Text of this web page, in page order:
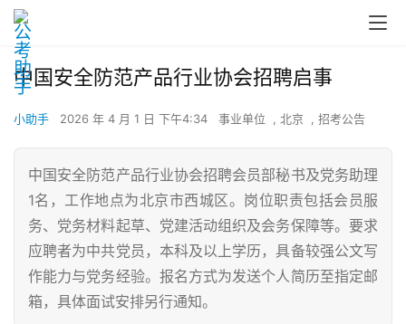
中国安全防范产品行业协会招聘启事
小助手 2026 年 4 月 1 日 下午4:34 事业单位 , 北京 , 招考公告
中国安全防范产品行业协会招聘会员部秘书及党务助理
1名，工作地点为北京市西城区。岗位职责包括会员服
务、党务材料起草、党建活动组织及会务保障等。要求
应聘者为中共党员，本科及以上学历，具备较强公文写
作能力与党务经验。报名方式为发送个人简历至指定邮
箱，具体面试安排另行通知。